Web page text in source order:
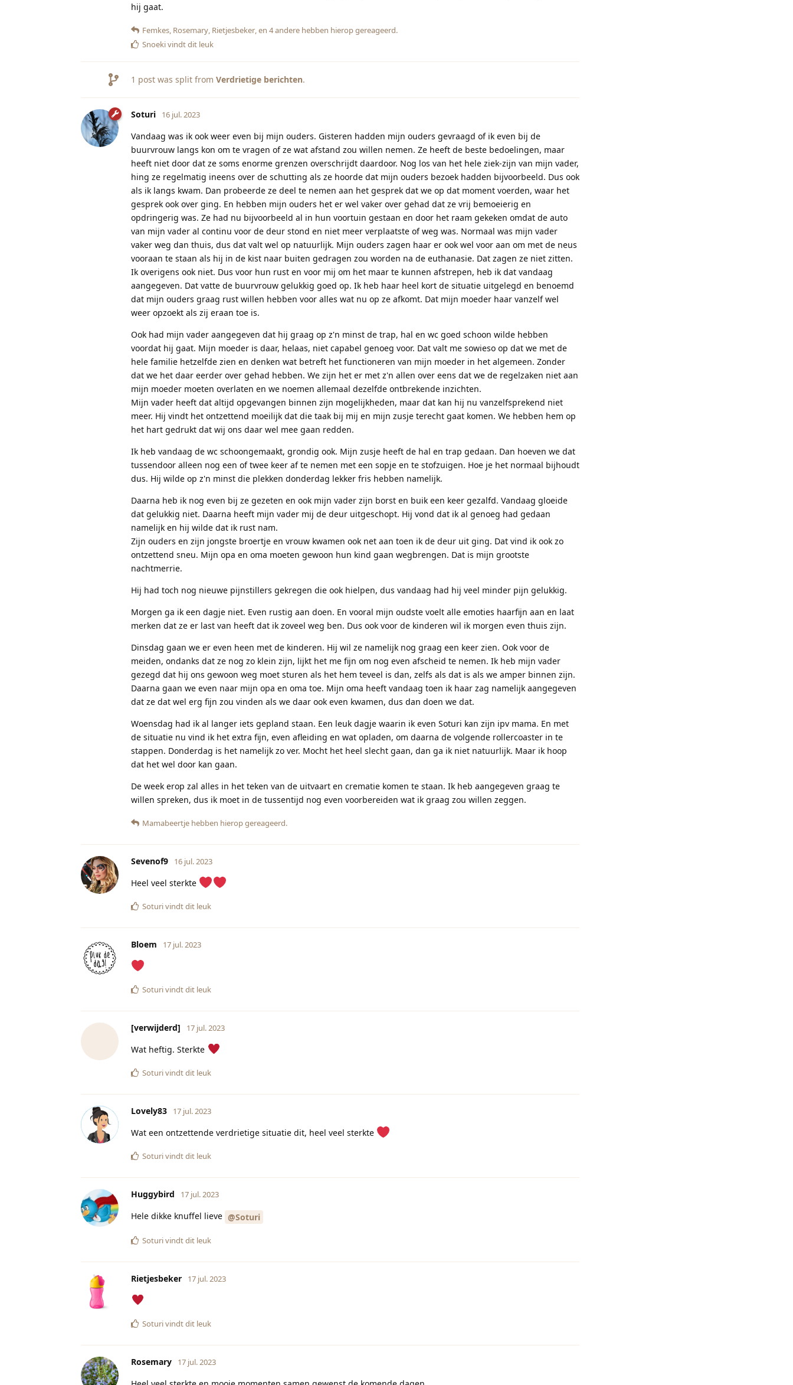
hij gaat.
Femkes, Rosemary, Rietjesbeker, en 4andere hebben hierop gereageerd.
Snoekivindt dit leuk
1 post was split from Verdrietige berichten.
Soturi 16 jul. 2023
Vandaag was ik ook weer even bij mijn ouders. Gisteren hadden mijn ouders gevraagd of ik even bij de
buurvrouw langs kon om te vragen of ze wat afstand zou willen nemen. Ze heeft de beste bedoelingen, maar
heeft niet door dat ze soms enorme grenzen overschrijdt daardoor. Nog los van het hele ziek-zijn van mijn vader,
hing ze regelmatig ineens over de schutting als ze hoorde dat mijn ouders bezoek hadden bijvoorbeeld. Dus ook
als ik langs kwam. Dan probeerde ze deel te nemen aan het gesprek dat we op dat moment voerden, waar het
gesprek ook over ging. En hebben mijn ouders het er wel vaker over gehad dat ze vrij bemoeierig en
opdringerig was. Ze had nu bijvoorbeeld al in hun voortuin gestaan en door het raam gekeken omdat de auto
van mijn vader al continu voor de deur stond en niet meer verplaatste of weg was. Normaal was mijn vader
vaker weg dan thuis, dus dat valt wel op natuurlijk. Mijn ouders zagen haar er ook wel voor aan om met de neus
vooraan te staan als hij in de kist naar buiten gedragen zou worden na de euthanasie. Dat zagen ze niet zitten.
Ik overigens ook niet. Dus voor hun rust en voor mij om het maar te kunnen afstrepen, heb ik dat vandaag
aangegeven. Dat vatte de buurvrouw gelukkig goed op. Ik heb haar heel kort de situatie uitgelegd en benoemd
dat mijn ouders graag rust willen hebben voor alles wat nu op ze afkomt. Dat mijn moeder haar vanzelf wel
weer opzoekt als zij eraan toe is.
Ook had mijn vader aangegeven dat hij graag op z'n minst de trap, hal en wc goed schoon wilde hebben
voordat hij gaat. Mijn moeder is daar, helaas, niet capabel genoeg voor. Dat valt me sowieso op dat we met de
hele familie hetzelfde zien en denken wat betreft het functioneren van mijn moeder in het algemeen. Zonder
dat we het daar eerder over gehad hebben. We zijn het er met z'n allen over eens dat we de regelzaken niet aan
mijn moeder moeten overlaten en we noemen allemaal dezelfde ontbrekende inzichten.
Mijn vader heeft dat altijd opgevangen binnen zijn mogelijkheden, maar dat kan hij nu vanzelfsprekend niet
meer. Hij vindt het ontzettend moeilijk dat die taak bij mij en mijn zusje terecht gaat komen. We hebben hem op
het hart gedrukt dat wij ons daar wel mee gaan redden.
Ik heb vandaag de wc schoongemaakt, grondig ook. Mijn zusje heeft de hal en trap gedaan. Dan hoeven we dat
tussendoor alleen nog een of twee keer af te nemen met een sopje en te stofzuigen. Hoe je het normaal bijhoudt
dus. Hij wilde op z'n minst die plekken donderdag lekker fris hebben namelijk.
Daarna heb ik nog even bij ze gezeten en ook mijn vader zijn borst en buik een keer gezalfd. Vandaag gloeide
dat gelukkig niet. Daarna heeft mijn vader mij de deur uitgeschopt. Hij vond dat ik al genoeg had gedaan
namelijk en hij wilde dat ik rust nam.
Zijn ouders en zijn jongste broertje en vrouw kwamen ook net aan toen ik de deur uit ging. Dat vind ik ook zo
ontzettend sneu. Mijn opa en oma moeten gewoon hun kind gaan wegbrengen. Dat is mijn grootste
nachtmerrie.
Hij had toch nog nieuwe pijnstillers gekregen die ook hielpen, dus vandaag had hij veel minder pijn gelukkig.
Morgen ga ik een dagje niet. Even rustig aan doen. En vooral mijn oudste voelt alle emoties haarfijn aan en laat
merken dat ze er last van heeft dat ik zoveel weg ben. Dus ook voor de kinderen wil ik morgen even thuis zijn.
Dinsdag gaan we er even heen met de kinderen. Hij wil ze namelijk nog graag een keer zien. Ook voor de
meiden, ondanks dat ze nog zo klein zijn, lijkt het me fijn om nog even afscheid te nemen. Ik heb mijn vader
gezegd dat hij ons gewoon weg moet sturen als het hem teveel is dan, zelfs als dat is als we amper binnen zijn.
Daarna gaan we even naar mijn opa en oma toe. Mijn oma heeft vandaag toen ik haar zag namelijk aangegeven
dat ze dat wel erg fijn zou vinden als we daar ook even kwamen, dus dan doen we dat.
Woensdag had ik al langer iets gepland staan. Een leuk dagje waarin ik even Soturi kan zijn ipv mama. En met
de situatie nu vind ik het extra fijn, even afleiding en wat opladen, om daarna de volgende rollercoaster in te
stappen. Donderdag is het namelijk zo ver. Mocht het heel slecht gaan, dan ga ik niet natuurlijk. Maar ik hoop
dat het wel door kan gaan.
De week erop zal alles in het teken van de uitvaart en crematie komen te staan. Ik heb aangegeven graag te
willen spreken, dus ik moet in de tussentijd nog even voorbereiden wat ik graag zou willen zeggen.
Mamabeertje hebben hierop gereageerd.
Sevenof9 16 jul. 2023
Heel veel sterkte
Soturivindt dit leuk
Bloem 17 jul. 2023
Soturivindt dit leuk
[verwijderd] 17 jul. 2023
Wat heftig. Sterkte
Soturivindt dit leuk
Lovely83 17 jul. 2023
Wat een ontzettende verdrietige situatie dit, heel veel sterkte
Soturivindt dit leuk
Huggybird 17 jul. 2023
Hele dikke knuffel lieve @Soturi
Soturivindt dit leuk
Rietjesbeker 17 jul. 2023
Soturivindt dit leuk
Rosemary 17 jul. 2023